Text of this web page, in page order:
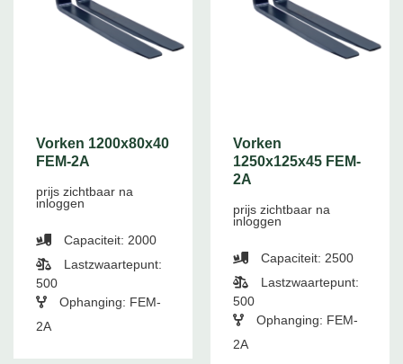
Vorken 1200x80x40
FEM-2A
prijs zichtbaar na
inloggen
Capaciteit: 2000
Lastzwaartepunt:
500
Ophanging: FEM-
2A
Vorken
1250x125x45 FEM-
2A
prijs zichtbaar na
inloggen
Capaciteit: 2500
Lastzwaartepunt:
500
Ophanging: FEM-
2A